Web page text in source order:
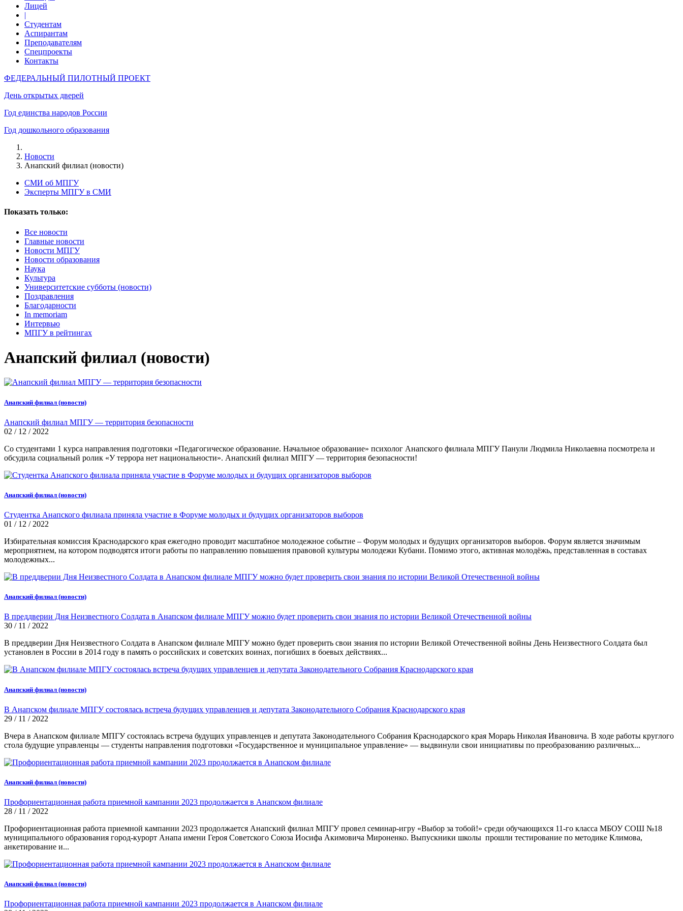
Лицей
|
Студентам
Аспирантам
Преподавателям
Спецпроекты
Контакты
ФЕДЕРАЛЬНЫЙ ПИЛОТНЫЙ ПРОЕКТ
День открытых дверей
Год единства народов России
Год дошкольного образования
Новости
Анапский филиал (новости)
СМИ об МПГУ
Эксперты МПГУ в СМИ
Показать только:
Все новости
Главные новости
Новости МПГУ
Новости образования
Наука
Культура
Университетские субботы (новости)
Поздравления
Благодарности
In memoriam
Интервью
МПГУ в рейтингах
Анапский филиал (новости)
Анапский филиал (новости)
Анапский филиал МПГУ — территория безопасности
02 / 12 / 2022
Со студентами 1 курса направления подготовки «Педагогическое образование. Начальное образование» психолог Анапского филиала МПГУ Панули Людмила Николаевна посмотрела и
обсудила социальный ролик «У террора нет национальности». Анапский филиал МПГУ — территория безопасности!
Анапский филиал (новости)
Студентка Анапского филиала приняла участие в Форуме молодых и будущих организаторов выборов
01 / 12 / 2022
Избирательная комиссия Краснодарского края ежегодно проводит масштабное молодежное событие – Форум молодых и будущих организаторов выборов. Форум является значимым
мероприятием, на котором подводятся итоги работы по направлению повышения правовой культуры молодежи Кубани. Помимо этого, активная молодёжь, представленная в составах
молодежных...
Анапский филиал (новости)
В преддверии Дня Неизвестного Солдата в Анапском филиале МПГУ можно будет проверить свои знания по истории Великой Отечественной войны
30 / 11 / 2022
В преддверии Дня Неизвестного Солдата в Анапском филиале МПГУ можно будет проверить свои знания по истории Великой Отечественной войны День Неизвестного Солдата был
установлен в России в 2014 году в память о российских и советских воинах, погибших в боевых действиях...
Анапский филиал (новости)
В Анапском филиале МПГУ состоялась встреча будущих управленцев и депутата Законодательного Собрания Краснодарского края
29 / 11 / 2022
Вчера в Анапском филиале МПГУ состоялась встреча будущих управленцев и депутата Законодательного Собрания Краснодарского края Морарь Николая Ивановича. В ходе работы круглого
стола будущие управленцы — студенты направления подготовки «Государственное и муниципальное управление» — выдвинули свои инициативы по преобразованию различных...
Анапский филиал (новости)
Профориентационная работа приемной кампании 2023 продолжается в Анапском филиале
28 / 11 / 2022
Профориентационная работа приемной кампании 2023 продолжается Анапский филиал МПГУ провел семинар-игру «Выбор за тобой!» среди обучающихся 11-го класса МБОУ СОШ №18
муниципального образования город-курорт Анапа имени Героя Советского Союза Иосифа Акимовича Мироненко. Выпускники школы прошли тестирование по методике Климова,
анкетирование и...
Анапский филиал (новости)
Профориентационная работа приемной кампании 2023 продолжается в Анапском филиале